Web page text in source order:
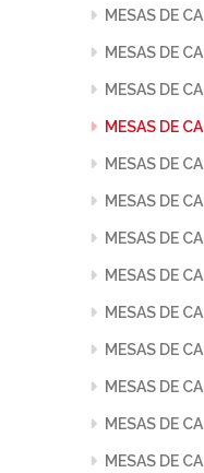
MESAS DE CA
MESAS DE CA
MESAS DE CA
MESAS DE CA
MESAS DE CA
MESAS DE CA
MESAS DE CA
MESAS DE CA
MESAS DE CA
MESAS DE CA
MESAS DE CA
MESAS DE CA
MESAS DE CA